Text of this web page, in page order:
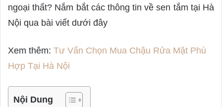
ngoại thất? Nắm bắt các thông tin về sen tắm tại Hà
Nội qua bài viết dưới đây
Xem thêm: Tư Vấn Chọn Mua Chậu Rửa Mặt Phù
Hợp Tại Hà Nội
Nội Dung